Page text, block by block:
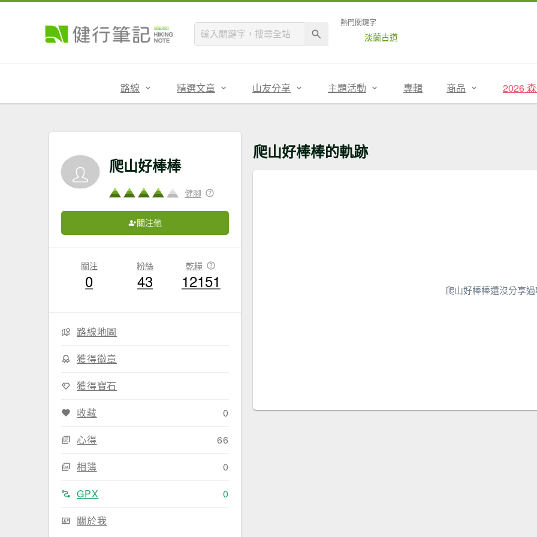
熱門關鍵字
淡蘭古道
路線 精選文章 山友分享 主題活動 專輯 商品 2026
爬山好棒棒
健腳
關注他
關注
0
粉絲
43
乾糧
12151
路線地圖
獲得徽章
獲得寶石
收藏
0
心得
66
相簿
0
GPX
0
關於我
爬山好棒棒的軌跡
爬山好棒棒還沒分享